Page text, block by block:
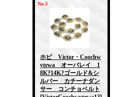
No.3
ホピ Victor・Coochw
ytewa オーバレイ 1
8K?14K?ゴールド&シ
ルバー カチーナダン
サー コンチョベルト